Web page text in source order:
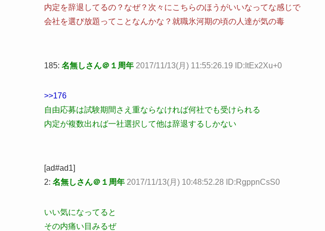
内定を辞退してるの？なぜ？次々にこちらのほうがいいなってな感じで
会社を選び放題ってことなんかな？就職氷河期の頃の人達が気の毒
185: 名無しさん＠１周年 2017/11/13(月) 11:55:26.19 ID:ItEx2Xu+0
>>176
自由応募は試験期間さえ重ならなければ何社でも受けられる
内定が複数出れば一社選択して他は辞退するしかない
[ad#ad1]
2: 名無しさん＠１周年 2017/11/13(月) 10:48:52.28 ID:RgppnCsS0
いい気になってると
その内痛い目みるぜ